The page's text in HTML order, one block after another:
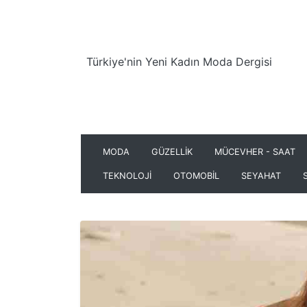
Türkiye'nin Yeni Kadın Moda Dergisi
MODA GÜZELLİK MÜCEVHER - SAAT
TEKNOLOJİ OTOMOBİL SEYAHAT